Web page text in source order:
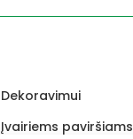
Dekoravimui
Įvairiems paviršiams